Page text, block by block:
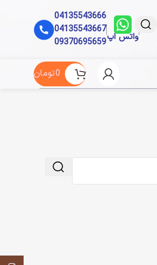
واتس اپ
04135543666
04135543667
09370695659
0تومان